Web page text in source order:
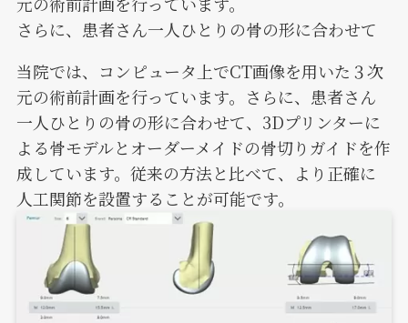
さらに、患者さん一人ひとりの骨の形に合わせて
当院では、コンピュータ上でCT画像を用いた３次
元の術前計画を行っています。さらに、患者さん
一人ひとりの骨の形に合わせて、3Dプリンターに
よる骨モデルとオーダーメイドの骨切りガイドを作
成しています。従来の方法と比べて、より正確に
人工関節を設置することが可能です。